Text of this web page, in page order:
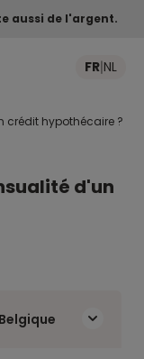
aussi de l'argent.
FR NL
crédit hypothécaire ?